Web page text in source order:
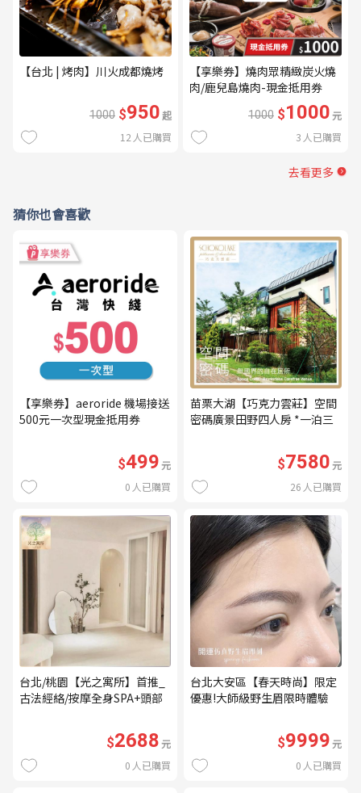
【台北 | 烤肉】川火成都燒烤
1000 $950起
12 人已購買
【享樂券】燒肉眾精緻炭火燒
肉/鹿兒島燒肉-現金抵用券
1000 $1000元
3 人已購買
去看更多
猜你也會喜歡
【享樂券】aeroride 機場接送
500元一次型現金抵用券
$499元
0 人已購買
苗栗大湖【巧克力雲莊】空間
密碼廣景田野四人房 *一泊三
$7580元
26 人已購買
台北/桃園【光之寓所】首推_
古法經絡/按摩全身SPA+頭部
$2688元
0 人已購買
台北大安區【春天時尚】限定
優惠!大師級野生眉限時體驗
優惠券（無補色） (MO)
$9999元
0 人已購買